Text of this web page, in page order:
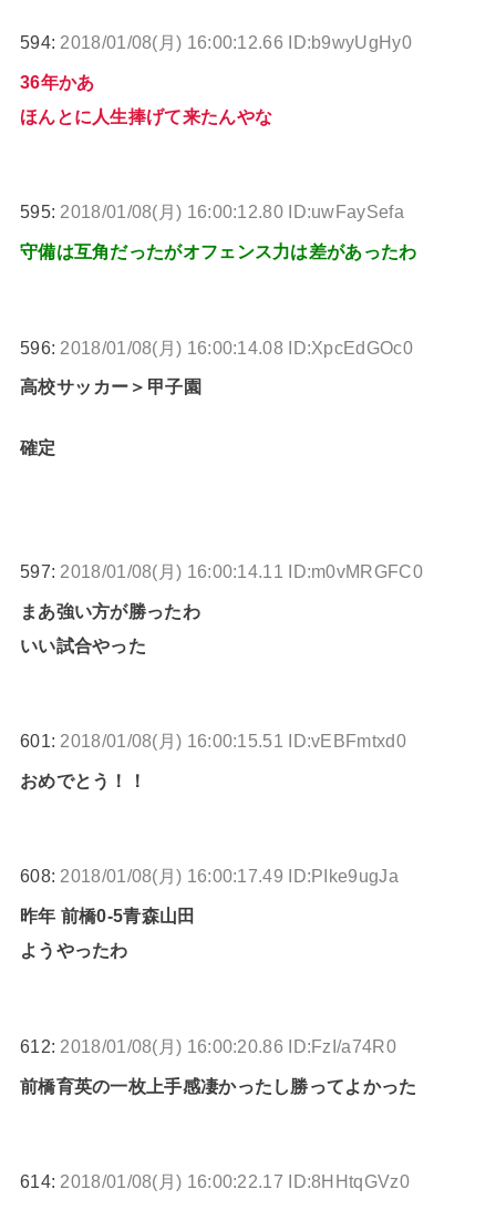
594: 2018/01/08(月) 16:00:12.66 ID:b9wyUgHy0
36年かあ
ほんとに人生捧げて来たんやな
595: 2018/01/08(月) 16:00:12.80 ID:uwFaySefa
守備は互角だったがオフェンス力は差があったわ
596: 2018/01/08(月) 16:00:14.08 ID:XpcEdGOc0
高校サッカー＞甲子園
確定
597: 2018/01/08(月) 16:00:14.11 ID:m0vMRGFC0
まあ強い方が勝ったわ
いい試合やった
601: 2018/01/08(月) 16:00:15.51 ID:vEBFmtxd0
おめでとう！！
608: 2018/01/08(月) 16:00:17.49 ID:PIke9ugJa
昨年 前橋0-5青森山田
ようやったわ
612: 2018/01/08(月) 16:00:20.86 ID:FzI/a74R0
前橋育英の一枚上手感凄かったし勝ってよかった
614: 2018/01/08(月) 16:00:22.17 ID:8HHtqGVz0